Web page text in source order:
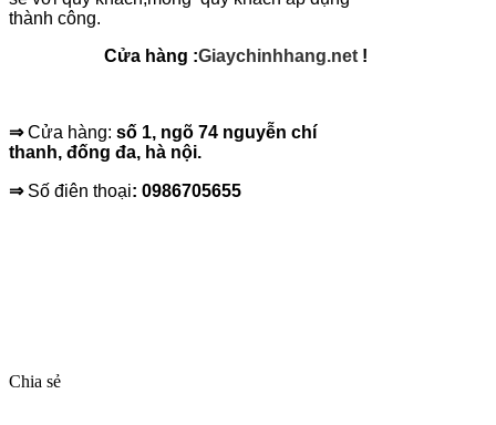
thành công.
Cửa hàng :Giaychinhhang.net !
⇒Cửa hàng: số 1, ngõ 74 nguyễn chí
thanh, đống đa, hà nội.
⇒ Số điên thoại: 0986705655
Chia sẻ